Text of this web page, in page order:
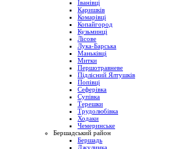
Іванівці
Каришків
Комарівці
Копайгород
Кузьминці
Лісове
Лука-Барська
Маньківці
Митки
Першотравневе
Підлісний Ялтушків
Попівці
Сеферівка
Супівка
Терешки
Трудолюбівка
Ходаки
Чемеринське
Бершадський район
Бершадь
Джулинка